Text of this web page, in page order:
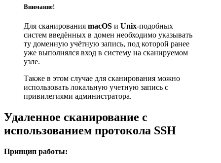
Внимание!
Для сканирования macOS и Unix-подобных
систем введённых в домен необходимо указывать
ту доменную учётную запись, под которой ранее
уже выполнялся вход в систему на сканируемом
узле.
Также в этом случае для сканирования можно
использовать локальную учетную запись с
привилегиями администратора.
Удаленное сканирование с
использованием протокола SSH
Принцип работы: